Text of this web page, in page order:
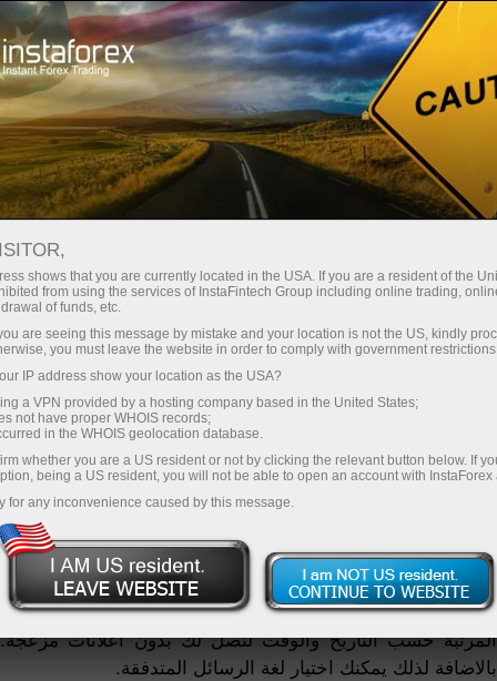
RSS InstaForex
أخبار الفوركس آر إس إس من
إنستافوركس
فتح حساب تداول
فتح حساب تجريبي
تغذية أخبار RSS المقدمة من شركة إنستافوركس تمثل ملخص
للاستعراضات التحليلية والمحدثة بالاضافة إلى أخبار الشركة.
تغذية إنستافوركس RSS توفر الوصول إلى أحدث الأخبار
والمساعدة فى توفير الوقت. يتميز شكل RSS بتدفق الرسائل
المرتبة حسب التاريخ والوقت لتصل لك بدون اعلانات مزعجة.
بالاضافة لذلك يمكنك اختيار لغة الرسائل المتدفقة.
shows that you are currently located in the USA. If you are a resident of the
from using the services of InstaFintech Group including online trading,
of funds, etc.
are seeing this message by mistake and your location is not the US, kindly
you must leave the website in order to comply with government
IP address show your location as the USA?
a VPN provided by a hosting company based in the United States;
not have proper WHOIS records;
in the WHOIS geolocation database.
whether you are a US resident or not by clicking the relevant button below. If
being a US resident, you will not be able to open an account with InstaForex
for any inconvenience caused by this message.